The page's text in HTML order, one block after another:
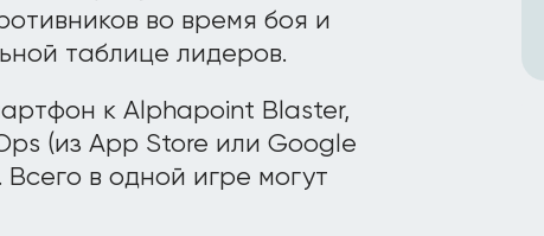
во время боя и
таблице лидеров.
к Alphapoint Blaster,
(из App Store или Google
в одной игре могут